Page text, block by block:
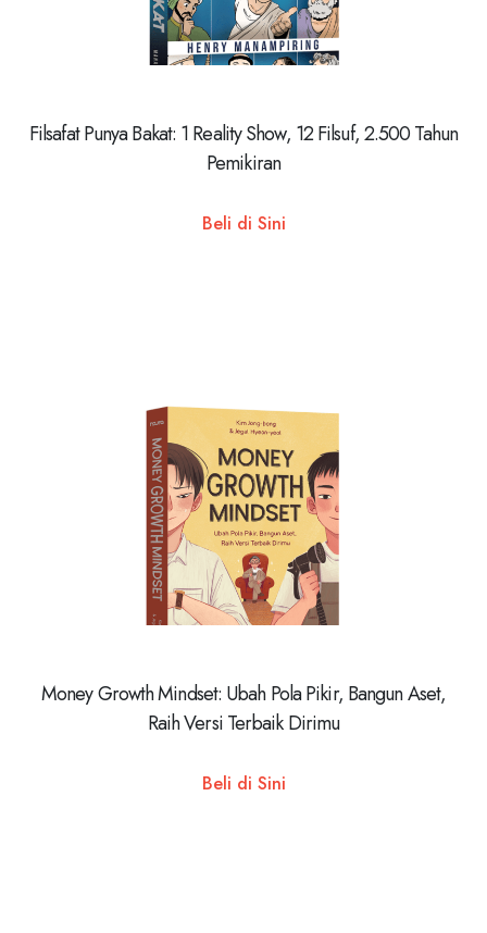
Filsafat Punya Bakat: 1 Reality Show, 12 Filsuf, 2.500 Tahun
Pemikiran
Beli di Sini
Money Growth Mindset: Ubah Pola Pikir, Bangun Aset,
Raih Versi Terbaik Dirimu
Beli di Sini